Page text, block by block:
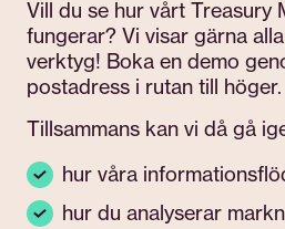
Vill du se hur vårt Treasury
fungerar? Vi visar gärna
verktyg! Boka en demo
postadress i rutan till höger.
Tillsammans kan vi då gå
hur våra
hur du analyserar